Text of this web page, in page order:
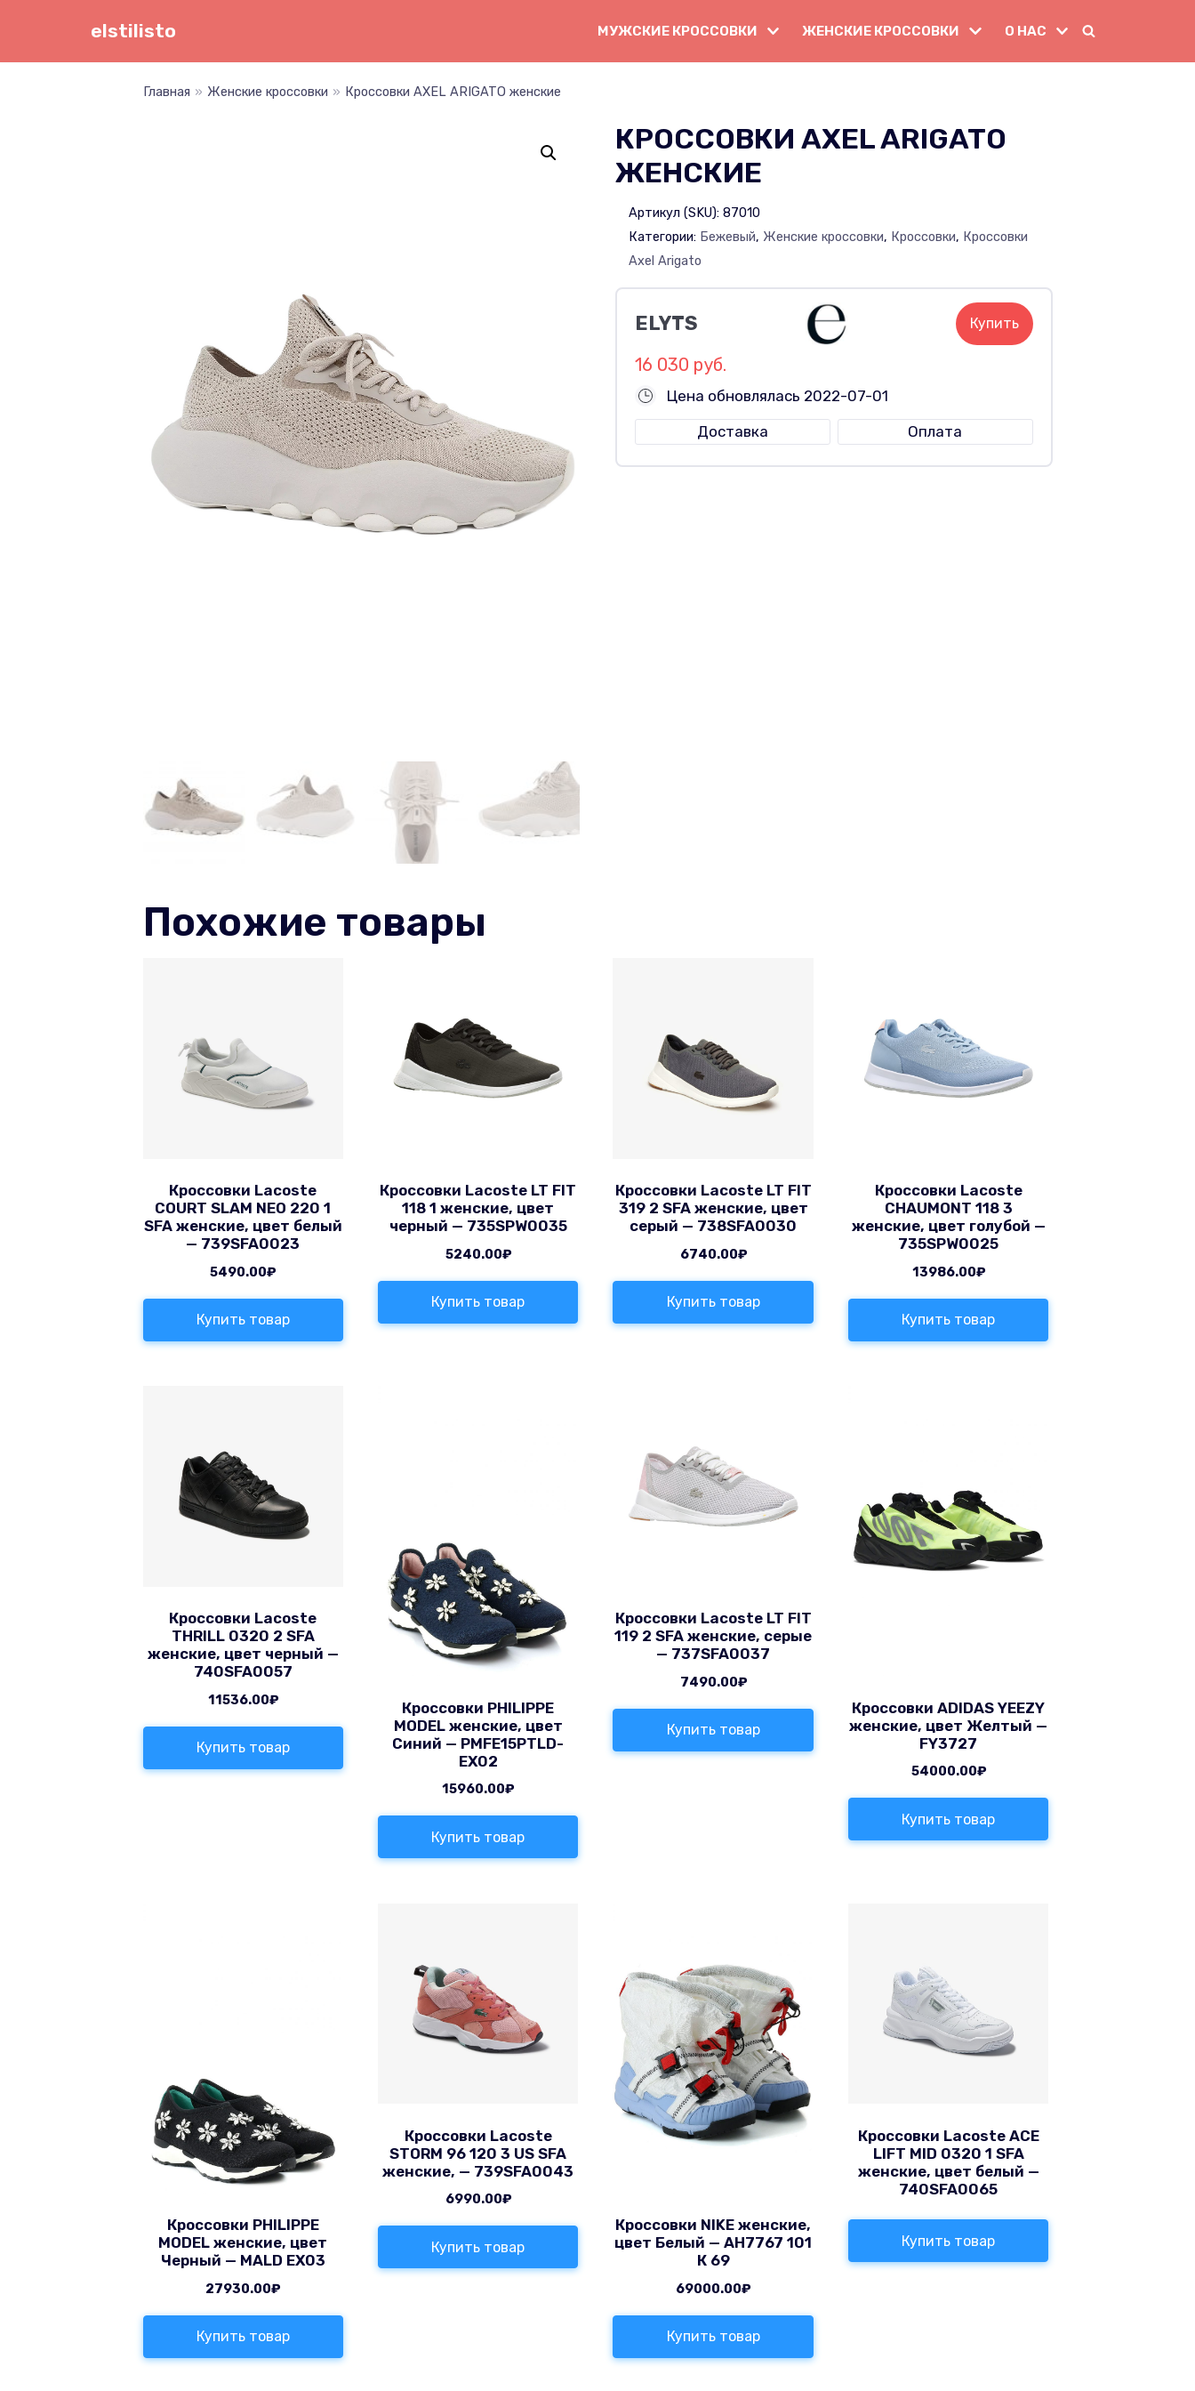
elstilisto МУЖСКИЕ КРОССОВКИ ЖЕНСКИЕ КРОССОВКИ О НАС
Главная » Женские кроссовки » Кроссовки AXEL ARIGATO женские
КРОССОВКИ AXEL ARIGATO
ЖЕНСКИЕ
Артикул (SKU):87010
Категории: Бежевый, Женские кроссовки, Кроссовки, Кроссовки
Axel Arigato
ELYTS Купить
16 030 руб.
Цена обновлялась 2022-07-01
Доставка
Оплата
Похожие товары
Кроссовки Lacoste
COURT SLAM NEO 220 1
SFA женские, цвет белый
— 739SFA0023
5490.00₽
Купить товар
Кроссовки Lacoste LT FIT
118 1 женские, цвет
черный — 735SPW0035
5240.00₽
Купить товар
Кроссовки Lacoste LT FIT
319 2 SFA женские, цвет
серый — 738SFA0030
6740.00₽
Купить товар
Кроссовки Lacoste
CHAUMONT 118 3
женские, цвет голубой —
735SPW0025
13986.00₽
Купить товар
Кроссовки Lacoste
THRILL 0320 2 SFA
женские, цвет черный —
740SFA0057
11536.00₽
Купить товар
Кроссовки PHILIPPE
MODEL женские, цвет
Синий — PMFE15PTLD-
EX02
15960.00₽
Купить товар
Кроссовки Lacoste LT FIT
119 2 SFA женские, серые
— 737SFA0037
7490.00₽
Купить товар
Кроссовки ADIDAS YEEZY
женские, цвет Желтый —
FY3727
54000.00₽
Купить товар
Кроссовки PHILIPPE
MODEL женские, цвет
Черный — MALD EX03
27930.00₽
Купить товар
Кроссовки Lacoste
STORM 96 120 3 US SFA
женские, — 739SFA0043
6990.00₽
Купить товар
Кроссовки NIKE женские,
цвет Белый — AH7767 101
К 69
69000.00₽
Купить товар
Кроссовки Lacoste ACE
LIFT MID 0320 1 SFA
женские, цвет белый —
740SFA0065
Купить товар